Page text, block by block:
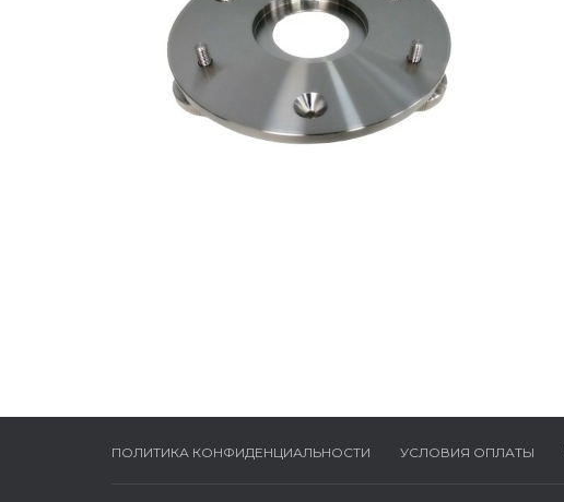
ПОЛИТИКА КОНФИДЕНЦИАЛЬНОСТИ УСЛОВИЯ ОПЛАТЫ